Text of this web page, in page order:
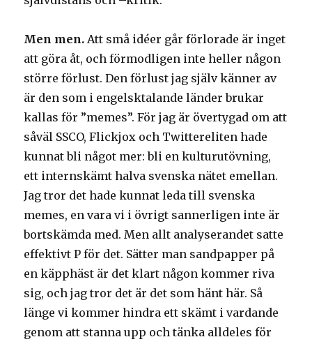
Men men. Att små idéer går förlorade är inget
att göra åt, och förmodligen inte heller någon
större förlust. Den förlust jag själv känner av
är den som i engelsktalande länder brukar
kallas för ”memes”. För jag är övertygad om att
såväl SSCO, Flickjox och Twittereliten hade
kunnat bli något mer: bli en kulturutövning,
ett internskämt halva svenska nätet emellan.
Jag tror det hade kunnat leda till svenska
memes, en vara vi i övrigt sannerligen inte är
bortskämda med. Men allt analyserandet satte
effektivt P för det. Sätter man sandpapper på
en käpphäst är det klart någon kommer riva
sig, och jag tror det är det som hänt här. Så
länge vi kommer hindra ett skämt i vardande
genom att stanna upp och tänka alldeles för